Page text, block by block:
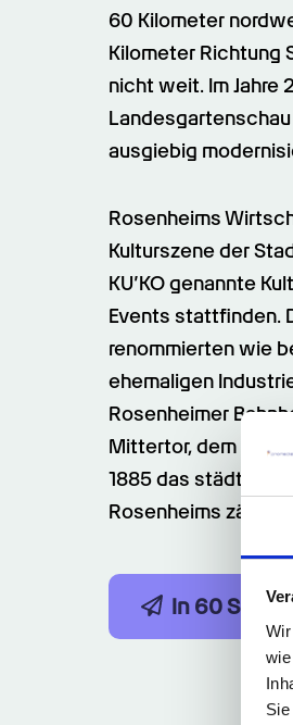
60 Kilometer
Kilometer Richtung
nicht weit. Im Jahre
ausgiebig
Rosenheims
Kulturszene der
KU’KO genannte
Events stattfinden.
renommierten wie
ehemaligen
Rosenheimer
Mittertor, dem
1885 das
Rosenheims zählt
In 60 Sek.